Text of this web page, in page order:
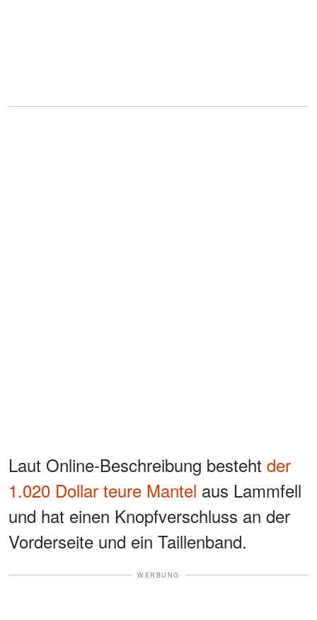
Laut Online-Beschreibung besteht der
1.020 Dollar teure Mantel aus Lammfell
und hat einen Knopfverschluss an der
Vorderseite und ein Taillenband.
WERBUNG